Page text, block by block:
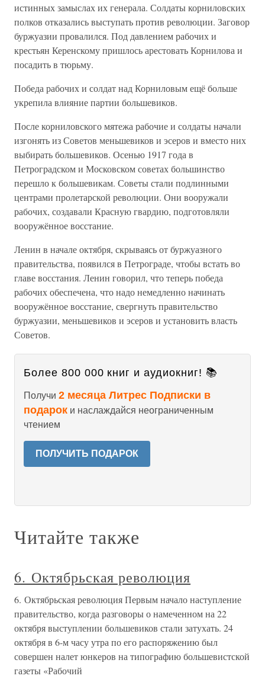
истинных замыслах их генерала. Солдаты корниловских
полков отказались выступать против революции. Заговор
буржуазии провалился. Под давлением рабочих и
крестьян Керенскому пришлось арестовать Корнилова и
посадить в тюрьму.
Победа рабочих и солдат над Корниловым ещё больше
укрепила влияние партии большевиков.
После корниловского мятежа рабочие и солдаты начали
изгонять из Советов меньшевиков и эсеров и вместо них
выбирать большевиков. Осенью 1917 года в
Петроградском и Московском советах большинство
перешло к большевикам. Советы стали подлинными
центрами пролетарской революции. Они вооружали
рабочих, создавали Красную гвардию, подготовляли
вооружённое восстание.
Ленин в начале октября, скрываясь от буржуазного
правительства, появился в Петрограде, чтобы встать во
главе восстания. Ленин говорил, что теперь победа
рабочих обеспечена, что надо немедленно начинать
вооружённое восстание, свергнуть правительство
буржуазии, меньшевиков и эсеров и установить власть
Советов.
Более 800 000 книг и аудиокниг! 📚
Получи 2 месяца Литрес Подписки в
подарок и наслаждайся неограниченным
чтением
ПОЛУЧИТЬ ПОДАРОК
Читайте также
6. Октябрьская революция
6. Октябрьская революция Первым начало наступление
правительство, когда разговоры о намеченном на 22
октября выступлении большевиков стали затухать. 24
октября в 6-м часу утра по его распоряжению был
совершен налет юнкеров на типографию большевистской
газеты «Рабочий